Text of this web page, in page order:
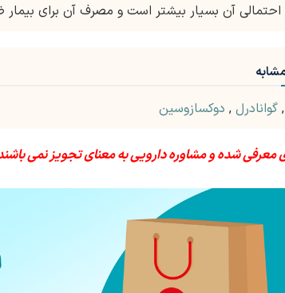
احتمالی آن بسیار بیشتر است و مصرف آن برای
, گوانادرل , دوکسازوسین
معرفی شده و مشاوره دارویی به معنای تجویز نمی